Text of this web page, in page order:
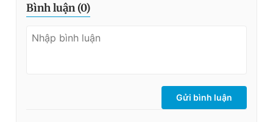
Bình luận (0)
Gửi bình luận